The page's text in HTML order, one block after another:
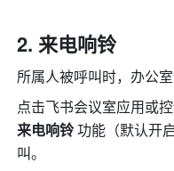
来电响铃
所属人被呼叫时，办公
点击飞书会议室应用或
来电响铃 功能（默认开
叫。